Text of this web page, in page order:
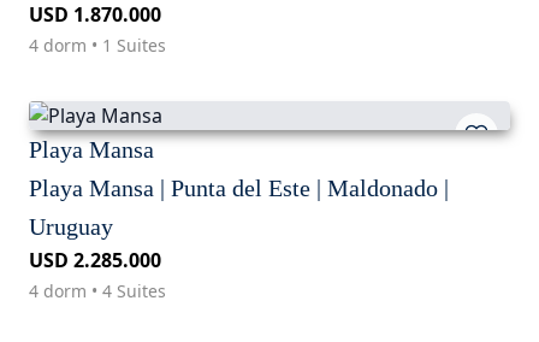
USD 1.870.000
4 dorm • 1 Suites
Playa Mansa
Playa Mansa | Punta del Este | Maldonado |
Uruguay
USD 2.285.000
4 dorm • 4 Suites